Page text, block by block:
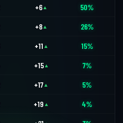
+6 ▲ 50%
+8 ▲ 26%
+11 ▲ 15%
+15▲ 7%
+17 ▲ 5%
+19 ▲ 4%